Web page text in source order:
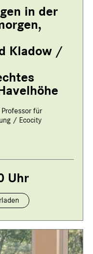
in der
Kladow /
für
/ Ecocity
Uhr